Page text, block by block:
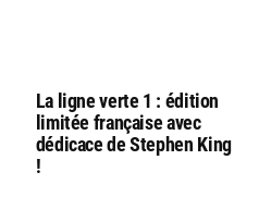
La ligne verte 1 : édition
limitée française avec
dédicace de Stephen King
!